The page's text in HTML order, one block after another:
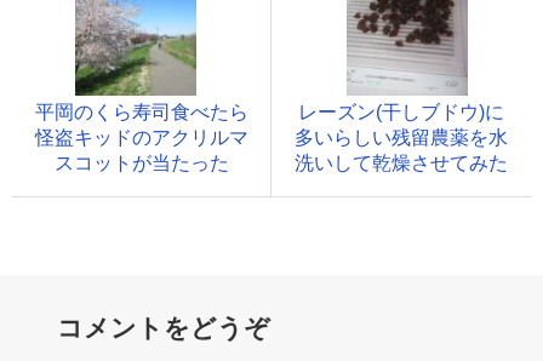
平岡のくら寿司食べたら
怪盗キッドのアクリルマ
スコットが当たった
レーズン(干しブドウ)に
多いらしい残留農薬を水
洗いして乾燥させてみた
コメントをどうぞ